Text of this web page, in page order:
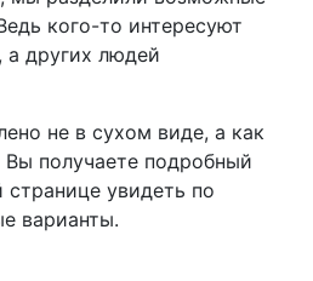
кого-то интересуют
других людей
не в сухом виде, а как
Вы получаете подробный
странице увидеть по
варианты.